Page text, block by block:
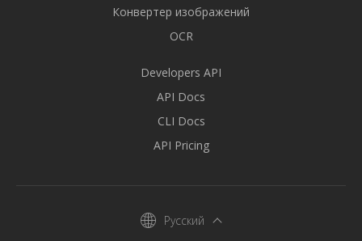
Конвертер изображений
OCR
Developers API
API Docs
CLI Docs
API Pricing
Русский